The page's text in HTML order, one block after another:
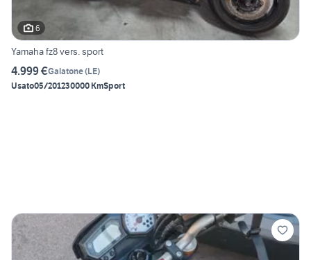
6
Yamaha fz8 vers. sport
4.999 €Galatone(LE)
Usato05/201230000 KmSport